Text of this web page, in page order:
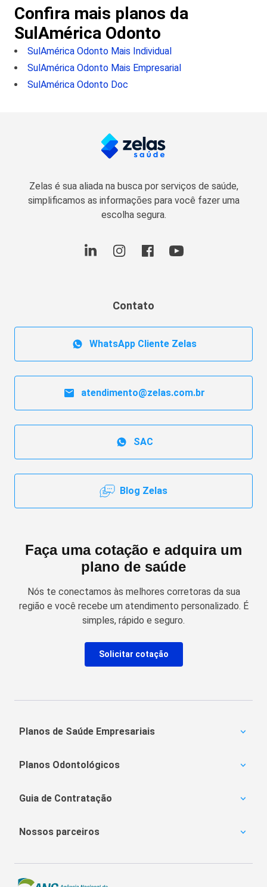
Confira mais planos da
SulAmérica Odonto
SulAmérica Odonto Mais Individual
SulAmérica Odonto Mais Empresarial
SulAmérica Odonto Doc
Zelas é sua aliada na busca por serviços de saúde,
simplificamos as informações para você fazer uma
escolha segura.
Contato
WhatsApp Cliente Zelas
atendimento@zelas.com.br
SAC
Blog Zelas
Faça uma cotação e adquira um
plano de saúde
Nós te conectamos às melhores corretoras da sua
região e você recebe um atendimento personalizado. É
simples, rápido e seguro.
Solicitar cotação
Planos de Saúde Empresariais
Unimed Empresarial
Notredame Intermédica
Planos Odontológicos
MetLife
SulAmérica Odonto
Guia de Contratação
Coparticipação
Portabilidade
Reajuste
Nossos parceiros